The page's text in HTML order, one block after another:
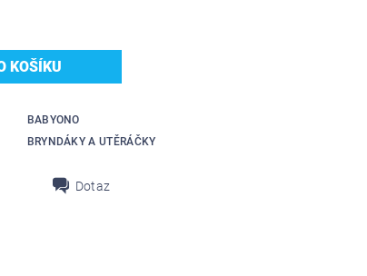
BABYONO
BRYNDÁKY A UTĚRÁČKY
Dotaz